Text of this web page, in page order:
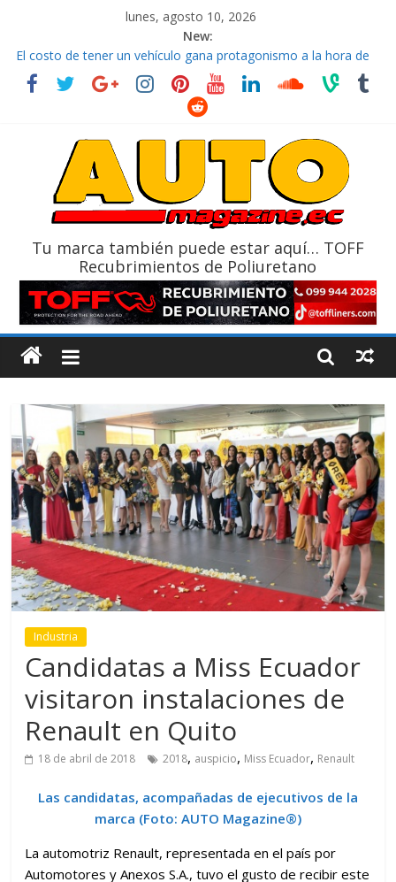
lunes, agosto 10, 2026
New:
La FEDAK recibe 12 Sinotruk Bolden para cubrir las rutas de La
Vuelta
El costo de tener un vehículo gana protagonismo a la hora de
¿Qué puede pasar con tu vehículo si permanece varios días sin
La Vuelta al Ecuador 2026, edición 47ª, recorre 7 provincias en 8
Tu marca también puede estar aquí… TOFF
Recubrimientos de Poliuretano
Industria
Candidatas a Miss Ecuador
visitaron instalaciones de
Renault en Quito
18 de abril de 2018 2018, auspicio, Miss Ecuador, Renault
Las candidatas, acompañadas de ejecutivos de la
marca (Foto: AUTO Magazine®)
La automotriz Renault, representada en el país por
Automotores y Anexos S.A., tuvo el gusto de recibir este